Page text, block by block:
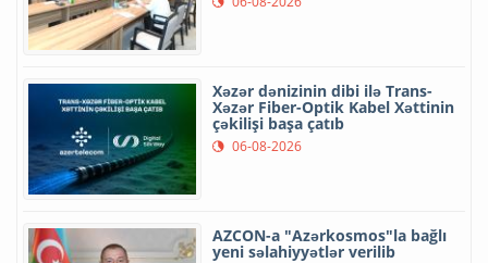
Xəzər dənizinin dibi ilə Trans-
Xəzər Fiber-Optik Kabel Xəttinin
çəkilişi başa çatıb
06-08-2026
AZCON-a "Azərkosmos"la bağlı
yeni səlahiyyətlər verilib